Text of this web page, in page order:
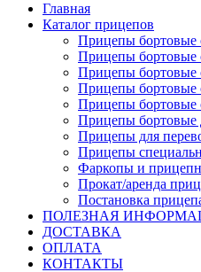
Главная
Каталог прицепов
Прицепы бортовые
Прицепы бортовые
Прицепы бортовые
Прицепы бортовые
Прицепы бортовые
Прицепы бортовые
Прицепы для
Прицепы
Фаркопы и
Прокат/аренда
Постановка
ПОЛЕЗНАЯ
ДОСТАВКА
ОПЛАТА
КОНТАКТЫ